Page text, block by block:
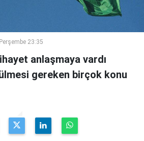
23:35
anlaşmaya vardı
gereken birçok konu